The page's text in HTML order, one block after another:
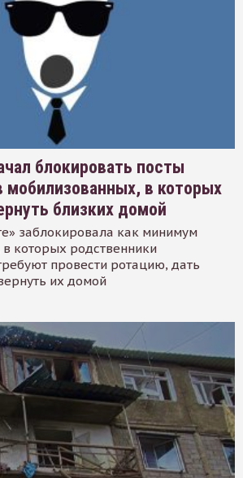
блокировать посты
мобилизованных, в которых
близких домой
заблокировала как минимум
в которых родственники
провести ротацию, дать
их домой